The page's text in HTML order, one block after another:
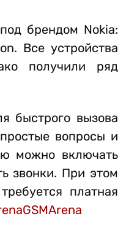
брендом Nokia:
Все устройства
получили ряд
быстрого вызова
вопросы и
можно включать
звонки. При этом
платная